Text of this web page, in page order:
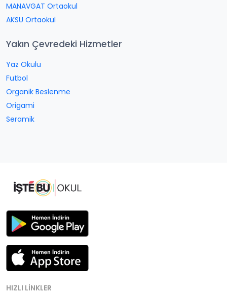
MANAVGAT Ortaokul
AKSU Ortaokul
Yakın Çevredeki Hizmetler
Yaz Okulu
Futbol
Organik Beslenme
Origami
Seramik
HIZLI LINKLER